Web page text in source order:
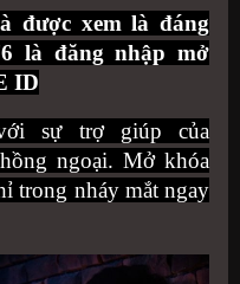
được xem là đáng
là đăng nhập mở
ID
sự trợ giúp của
ngoại. Mở khóa
trong nháy mắt ngay